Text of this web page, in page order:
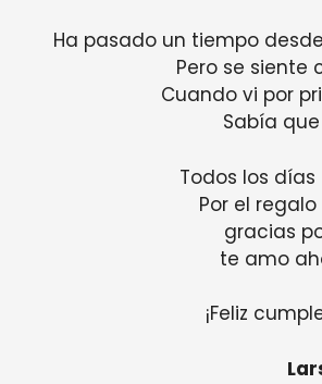
Ha pasado un tiempo
Pero se siente
Cuando vi por
Sabía
Todos los
Por el
gracias
te amo
¡Feliz